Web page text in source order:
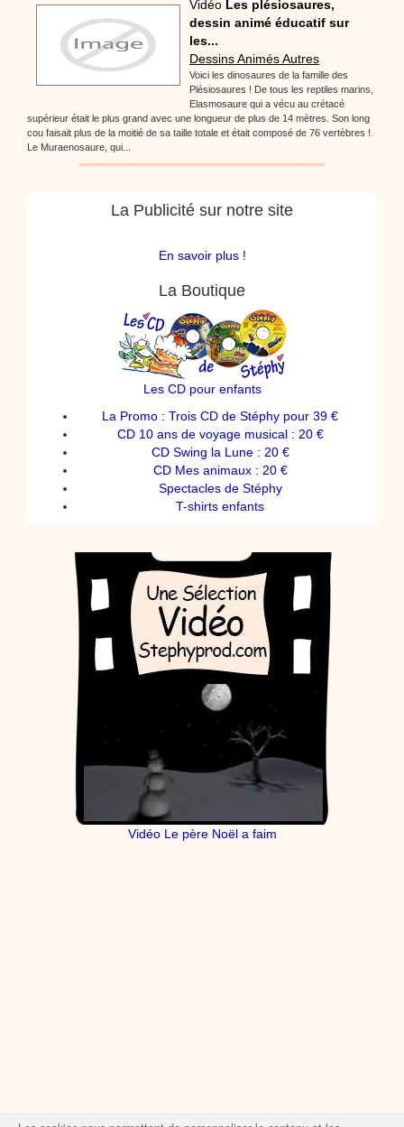
Vidéo Les plésiosaures,
dessin animé éducatif sur
les...
Dessins Animés Autres
Voici les dinosaures de la famille des
Plésiosaures ! De tous les reptiles marins,
Elasmosaure qui a vécu au crétacé
supérieur était le plus grand avec une longueur de plus de 14 mètres. Son long
cou faisait plus de la moitié de sa taille totale et était composé de 76 vertèbres !
Le Muraenosaure, qui...
La Publicité sur notre site
En savoir plus !
La Boutique
Les CD pour enfants
La Promo : Trois CD de Stéphy pour 39 €
CD 10 ans de voyage musical : 20 €
CD Swing la Lune : 20 €
CD Mes animaux : 20 €
Spectacles de Stéphy
T-shirts enfants
Vidéo Le père Noël a faim